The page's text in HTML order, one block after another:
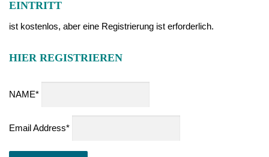
EINTRITT
ist kostenlos, aber eine Registrierung ist erforderlich.
HIER REGISTRIEREN
NAME*
Email Address*